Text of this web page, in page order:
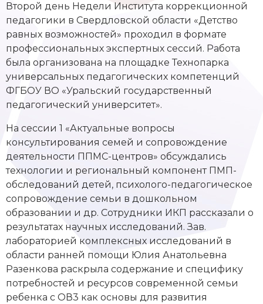
Второй день Недели Института коррекционной
педагогики в Свердловской области «Детство
равных возможностей» проходил в формате
профессиональных экспертных сессий. Работа
была организована на площадке Технопарка
универсальных педагогических компетенций
ФГБОУ ВО «Уральский государственный
педагогический университет».
На сессии 1 «Актуальные вопросы
консультирования семей и сопровождение
деятельности ППМС-центров» обсуждались
технологии и региональный компонент ПМП-
обследований детей, психолого-педагогическое
сопровождение семьи в дошкольном
образовании и др. Сотрудники ИКП рассказали о
результатах научных исследований. Зав.
лабораторией комплексных исследований в
области ранней помощи Юлия Анатольевна
Разенкова раскрыла содержание и специфику
потребностей и ресурсов современной семьи
ребенка с ОВ3 как основы для развития